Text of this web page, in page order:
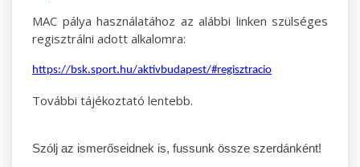
MAC pálya használatához az alábbi linken szülséges
regisztrálni adott alkalomra:
https://bsk.sport.hu/aktivbudapest/#regisztracio
További tájékoztató lentebb.
Szólj az ismerőseidnek is, fussunk össze szerdánként!